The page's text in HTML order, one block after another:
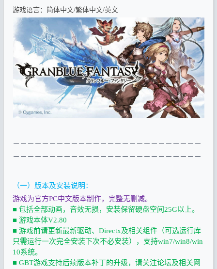
游戏语言：简体中文/繁体中文/英文
－－－－－－－－－－－－－－－－－－－－－－－－－－
－－－－－ －－－－－ －－－－－ －－－－－ －－－－－ －
（一）版本及安装说明：
游戏为官方PC中文版本制作，完整无删减。
■ 包括全部动画，音效无损，安装保留硬盘空间25G以上。
■ 游戏本体V2.80
■ 游戏前请更新最新驱动、Directx及相关组件（可选运行库
只需运行一次完全安装下次不必安装），支持win7/win8/win
10系统。
■ GBT游戏支持后续版本补丁的升级，请关注论坛及相关网